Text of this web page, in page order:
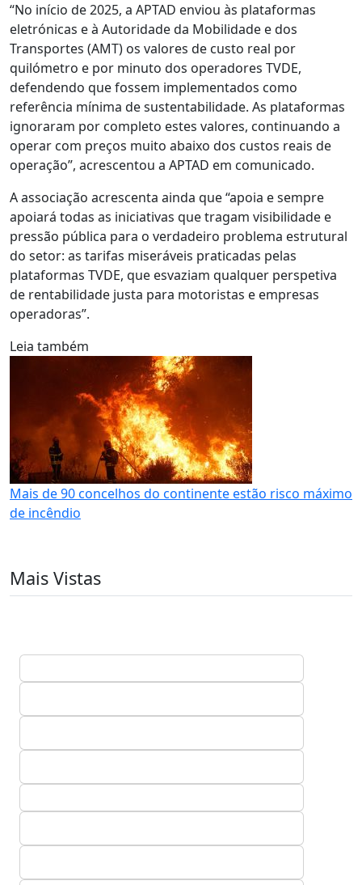
“No início de 2025, a APTAD enviou às plataformas
eletrónicas e à Autoridade da Mobilidade e dos
Transportes (AMT) os valores de custo real por
quilómetro e por minuto dos operadores TVDE,
defendendo que fossem implementados como
referência mínima de sustentabilidade. As plataformas
ignoraram por completo estes valores, continuando a
operar com preços muito abaixo dos custos reais de
operação”, acrescentou a APTAD em comunicado.
A associação acrescenta ainda que “apoia e sempre
apoiará todas as iniciativas que tragam visibilidade e
pressão pública para o verdadeiro problema estrutural
do setor: as tarifas miseráveis praticadas pelas
plataformas TVDE, que esvaziam qualquer perspetiva
de rentabilidade justa para motoristas e empresas
operadoras”.
Leia também
Mais de 90 concelhos do continente estão risco máximo
de incêndio
Mais Vistas